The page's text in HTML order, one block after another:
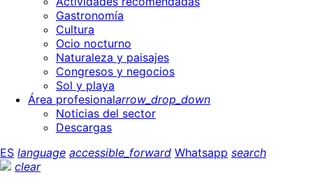
Gastronomía
Cultura
Ocio nocturno
Naturaleza y paisajes
Congresos y negocios
Sol y playa
Área profesionalarrow_drop_down
Noticias del sector
Descargas
ES language accessible_forward Whatsapp search
clear